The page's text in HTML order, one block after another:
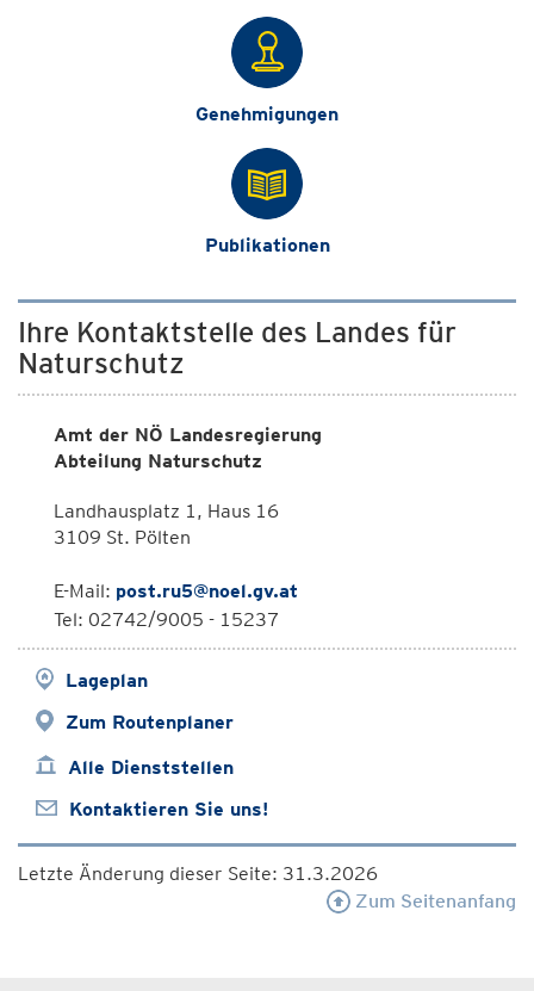
Genehmigungen
Publikationen
Ihre Kontaktstelle des Landes für
Naturschutz
Amt der NÖ Landesregierung
Abteilung Naturschutz
Landhausplatz 1, Haus 16
3109 St. Pölten
E-Mail: post.ru5@noel.gv.at
Tel: 02742/9005 - 15237
Lageplan
Zum Routenplaner
Alle Dienststellen
Kontaktieren Sie uns!
Letzte Änderung dieser Seite: 31.3.2026
Zum Seitenanfang